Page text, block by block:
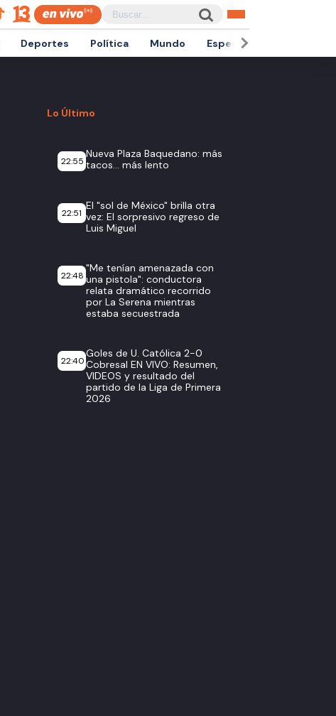
Deportes Política Mundo Espectáculos
Lo Último
22:55
Nueva Plaza Baquedano: más
tacos... más lento
22:51
El "sol de México" brilla otra
vez: El sorpresivo regreso de
Luis Miguel
22:48
"Me tenían amenazada con
una pistola": conductora
relata dramático recorrido
por La Serena mientras
estaba secuestrada
22:40
Goles de U. Católica 2-0
Cobresal EN VIVO: Resumen,
VIDEOS y resultado del
partido de la Liga de Primera
2026